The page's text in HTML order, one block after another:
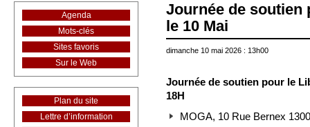
Journée de soutien
le 10 Mai
dimanche 10 mai 2026 : 13h00
Journée de soutien pour le
18H
MOGA, 10 Rue Bernex
Agenda
Mots-clés
Sites favoris
Sur le Web
Plan du site
Lettre d’information